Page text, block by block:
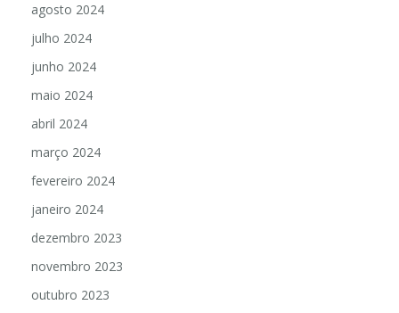
agosto 2024
julho 2024
junho 2024
maio 2024
abril 2024
março 2024
fevereiro 2024
janeiro 2024
dezembro 2023
novembro 2023
outubro 2023